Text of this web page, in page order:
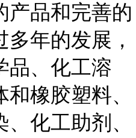
产品和完善的
年的发展，
品、化工溶
橡胶塑料、
化工助剂、